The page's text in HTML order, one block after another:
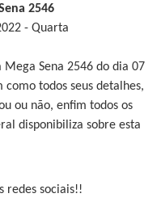
2546
- Quarta
Sena 2546 do dia 07
todos seus detalhes,
ou não, enfim todos os
disponibiliza sobre esta
redes sociais!!